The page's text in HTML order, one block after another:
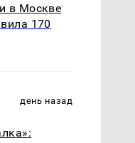
в Москве
170
день назад